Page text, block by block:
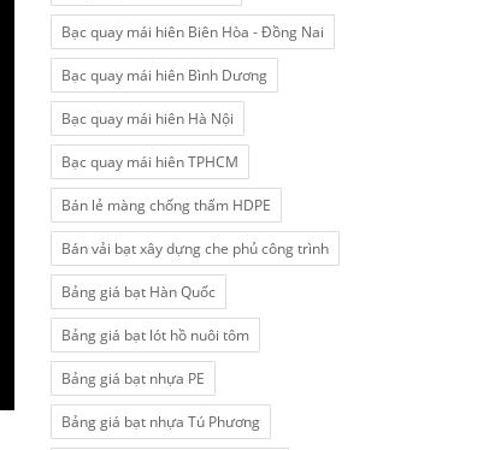
Bạc quay mái hiên Biên Hòa - Đồng Nai
Bạc quay mái hiên Bình Dương
Bạc quay mái hiên Hà Nội
Bạc quay mái hiên TPHCM
Bán lẻ màng chống thấm HDPE
Bán vải bạt xây dựng che phủ công trình
Bảng giá bạt Hàn Quốc
Bảng giá bạt lót hồ nuôi tôm
Bảng giá bạt nhựa PE
Bảng giá bạt nhựa Tú Phương